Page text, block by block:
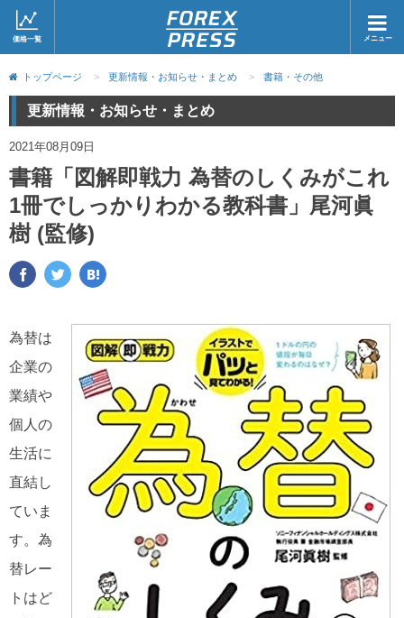
価格一覧 メニュー
ホーム ニュース
取引会社
コラム・レポート
ツイッター 動画
トップページ > 更新情報・お知らせ・まとめ > 書籍・その他
更新情報・お知らせ・まとめ
2021年08月09日
書籍「図解即戦力 為替のしくみがこれ
1冊でしっかりわかる教科書」尾河眞
樹 (監修)
為替は
企業の
業績や
個人の
生活に
直結し
ていま
す。為
替レー
トはど